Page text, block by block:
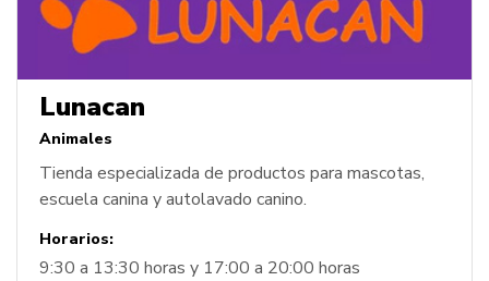
Lunacan
Animales
Tienda especializada de productos para mascotas,
escuela canina y autolavado canino.
Horarios:
9:30 a 13:30 horas y 17:00 a 20:00 horas